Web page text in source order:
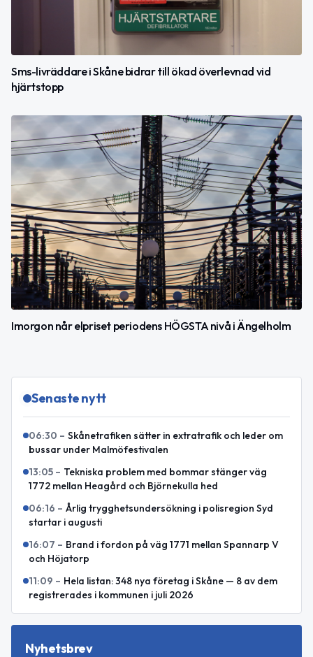
Sms-livräddare i Skåne bidrar till ökad överlevnad vid
hjärtstopp
Imorgon når elpriset periodens HÖGSTA nivå i Ängelholm
Senaste nytt
06:30 – Skånetrafiken sätter in extratrafik och leder om
bussar under Malmöfestivalen
13:05 – Tekniska problem med bommar stänger väg
1772 mellan Heagård och Björnekulla hed
06:16 – Årlig trygghetsundersökning i polisregion Syd
startar i augusti
16:07 – Brand i fordon på väg 1771 mellan Spannarp V
och Höjatorp
11:09 – Hela listan: 348 nya företag i Skåne — 8 av dem
registrerades i kommunen i juli 2026
Nyhetsbrev